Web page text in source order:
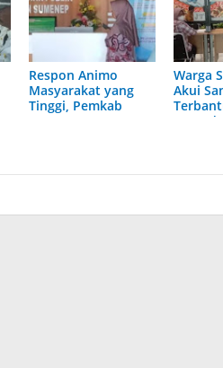
Respon Animo
Masyarakat yang
Tinggi, Pemkab
Warga
Akui